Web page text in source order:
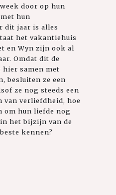
door op hun
hun
dit jaar is alles
het vakantiehuis
en Wyn zijn ook al
Omdat dit de
hier samen met
besluiten ze een
ze nog steeds een
van verliefdheid, hoe
hun liefde nog
het bijzijn van de
kennen?